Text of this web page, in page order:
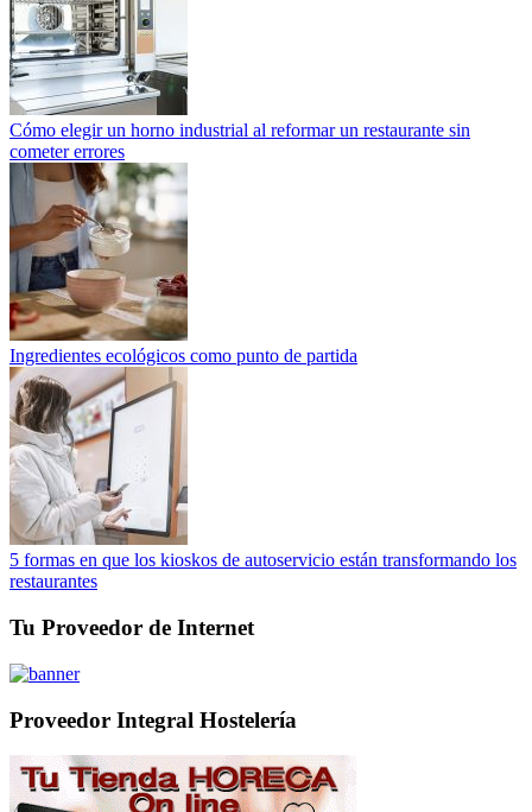
Cómo elegir un horno industrial al reformar un restaurante sin
cometer errores
Ingredientes ecológicos como punto de partida
5 formas en que los kioskos de autoservicio están transformando los
restaurantes
Tu Proveedor de Internet
Proveedor Integral Hostelería